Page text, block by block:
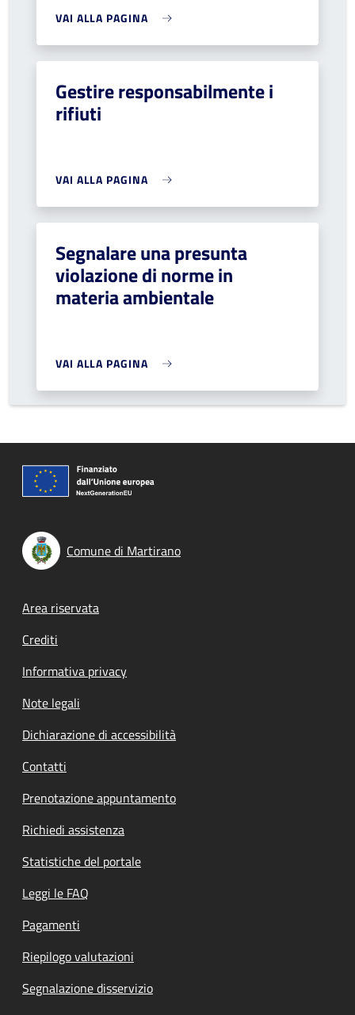
VAI ALLA PAGINA
Gestire responsabilmente i
rifiuti
VAI ALLA PAGINA
Segnalare una presunta
violazione di norme in
materia ambientale
VAI ALLA PAGINA
Comune di Martirano
Footer menu
Area riservata
Crediti
Informativa privacy
Note legali
Dichiarazione di accessibilità
Contatti
Prenotazione appuntamento
Richiedi assistenza
Statistiche del portale
Leggi le FAQ
Pagamenti
Riepilogo valutazioni
Segnalazione disservizio